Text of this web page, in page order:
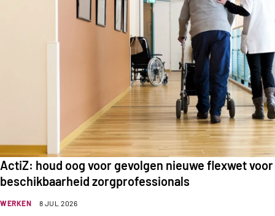
WERKEN 8 JUL 2026
ActiZ: houd oog voor gevolgen nieuwe flexwet voor
beschikbaarheid zorgprofessionals